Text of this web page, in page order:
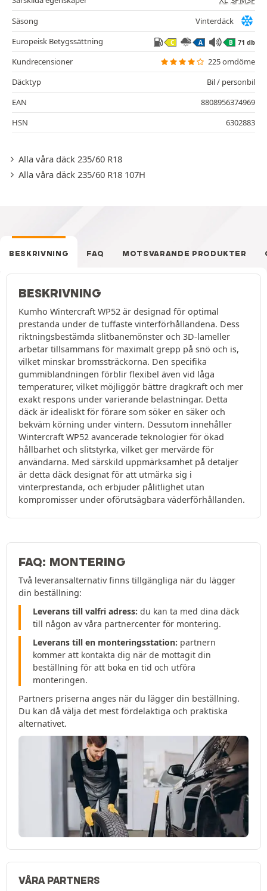
Säsong
Vinterdäck
Europeisk Betygssättning
C A B 71 db
Kundrecensioner
225 omdöme
Däcktyp
Bil / personbil
EAN
8808956374969
HSN
6302883
Alla våra däck 235/60 R18
Alla våra däck 235/60 R18 107H
BESKRIVNING FAQ MOTSVARANDE PRODUKTER
BESKRIVNING
Kumho Wintercraft WP52 är designad för optimal
prestanda under de tuffaste vinterförhållandena. Dess
riktningsbestämda slitbanemönster och 3D-lameller
arbetar tillsammans för maximalt grepp på snö och is,
vilket minskar bromssträckorna. Den specifika
gummiblandningen förblir flexibel även vid låga
temperaturer, vilket möjliggör bättre dragkraft och mer
exakt respons under varierande belastningar. Detta
däck är idealiskt för förare som söker en säker och
bekväm körning under vintern. Dessutom innehåller
Wintercraft WP52 avancerade teknologier för ökad
hållbarhet och slitstyrka, vilket ger mervärde för
användarna. Med särskild uppmärksamhet på detaljer
är detta däck designat för att utmärka sig i
vinterprestanda, och erbjuder pålitlighet utan
kompromisser under oförutsägbara väderförhållanden.
FAQ: MONTERING
Två leveransalternativ finns tillgängliga när du lägger
din beställning:
Leverans till valfri adress: du kan ta med dina däck
till någon av våra partnercenter för montering.
Leverans till en monteringsstation: partnern
kommer att kontakta dig när de mottagit din
beställning för att boka en tid och utföra
monteringen.
Partners priserna anges när du lägger din beställning.
Du kan då välja det mest fördelaktiga och praktiska
alternativet.
VÅRA PARTNERS